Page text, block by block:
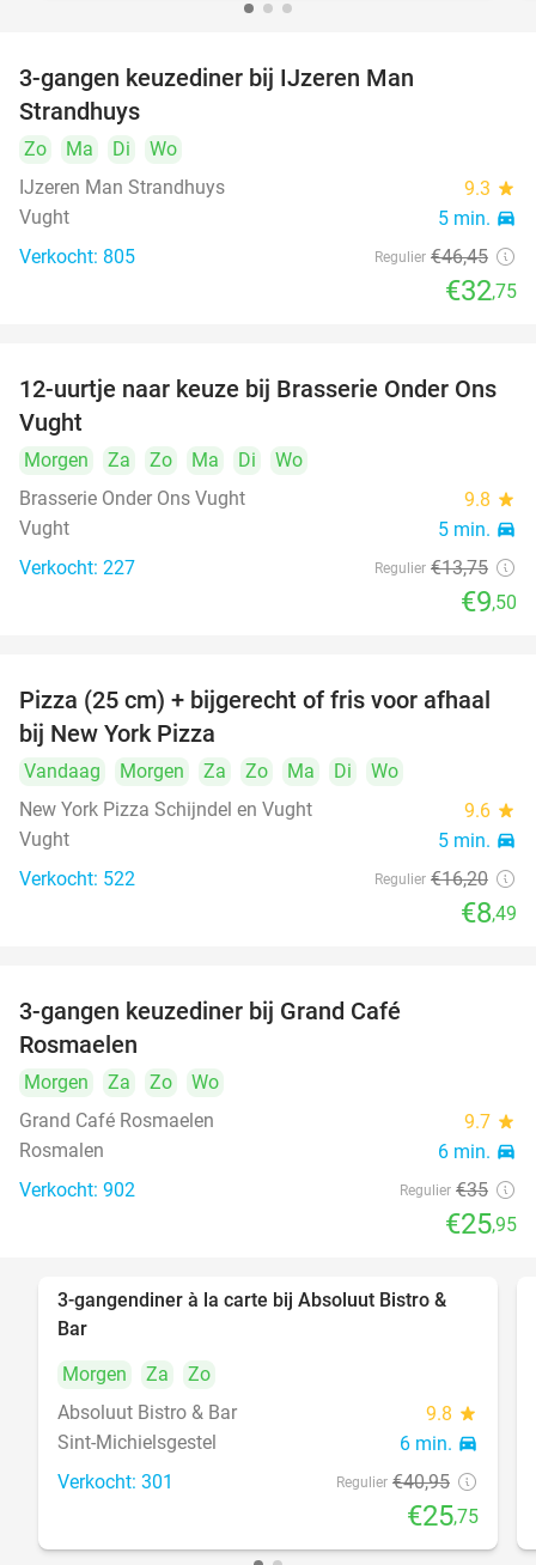
3-gangen keuzediner bij IJzeren Man
Strandhuys
Zo Ma Di
Wo
IJzeren Man Strandhuys
9.3 star
Vught 5 min. directions_car
Verkocht: 805 Regulier €46,45
€32,75
31%
12-uurtje naar keuze bij Brasserie Onder Ons
Vught
Morgen Za Zo Ma Di
Wo
Brasserie Onder Ons Vught
9.8 star
Vught 5 min. directions_car
Verkocht: 227 Regulier €13,75
€9,50
48%
Pizza (25 cm) + bijgerecht of fris voor afhaal
bij New York Pizza
Vandaag Morgen Za Zo Ma Di
Wo
New York Pizza Schijndel en Vught
9.6 star
Vught 5 min. directions_car
Verkocht: 522 Regulier €16,20
€8,49
3-gangen keuzediner bij Grand Café
Rosmaelen
Morgen Za Zo
Wo
Grand Café Rosmaelen
9.7 star
Rosmalen 6 min. directions_car
Verkocht: 902 Regulier €35
€25,95
37%
3-gangendiner à la carte bij Absoluut Bistro &
Bar
Morgen
Za
Zo
Absoluut Bistro & Bar
9.8 star
Sint-Michielsgestel 6 min. directions_car
Verkocht: 301 Regulier €40,95
€25,75